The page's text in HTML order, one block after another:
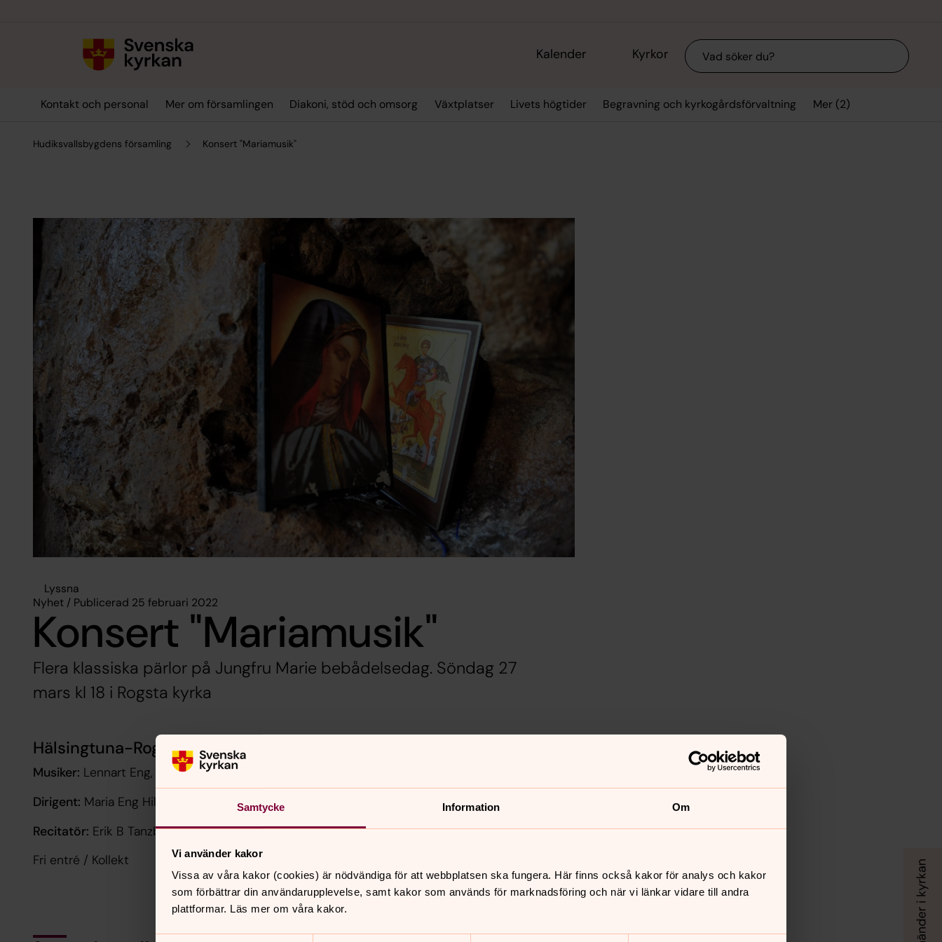
Samtycke Information Om
Vi använder kakor
Vissa av våra kakor (cookies) är nödvändiga för att webbplatsen ska fungera. Här finns också kakor för analys och kakor
som förbättrar din användarupplevelse, samt kakor som används för marknadsföring och när vi länkar vidare till andra
plattformar. Läs mer om våra kakor.
Kalender Kyrkor Sök
Kontakt och personal Mer om församlingen Diakoni, stöd och omsorg Växtplatser Livets högtider Begravning och kyrkogårdsförvaltning Mer (2)
Hudiksvallsbygdens församling Konsert "Mariamusik"
Lyssna
Nyhet / Publicerad 25 februari 2022
Konsert "Mariamusik"
Flera klassiska pärlor på Jungfru Marie bebådelsedag. Söndag 27
mars kl 18 i Rogsta kyrka
Hälsingtuna-Rogsta kyrkokör
Musiker: Lennart Eng, flygel, Johan Timan, bas
Dirigent: Maria Eng Hillbom
Recitatör: Erik B Tanzborn
Fri entré / Kollekt